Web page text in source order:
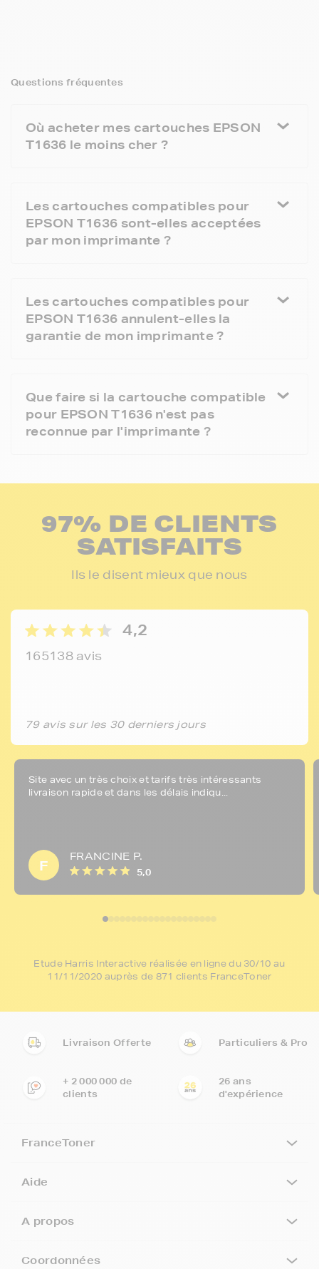
Questions fréquentes
Où acheter mes cartouches EPSON
T1636 le moins cher ?
Les cartouches compatibles pour
EPSON T1636 sont-elles acceptées
par mon imprimante ?
Les cartouches compatibles pour
EPSON T1636 annulent-elles la
garantie de mon imprimante ?
Que faire si la cartouche compatible
pour EPSON T1636 n'est pas
reconnue par l'imprimante ?
97% DE CLIENTS
SATISFAITS
Ils le disent mieux que nous
4,2
165138 avis
79 avis sur les 30 derniers jours
Site avec un très choix et tarifs très intéressants
livraison rapide et dans les délais indiqu...
F
FRANCINE P.
5,0
Etude Harris Interactive réalisée en ligne du 30/10 au
11/11/2020 auprès de 871 clients FranceToner
Livraison Offerte Particuliers & Pro
+ 2 000 000 de
clients
26 ans
d'expérience
FranceToner
Aide
A propos
Coordonnées